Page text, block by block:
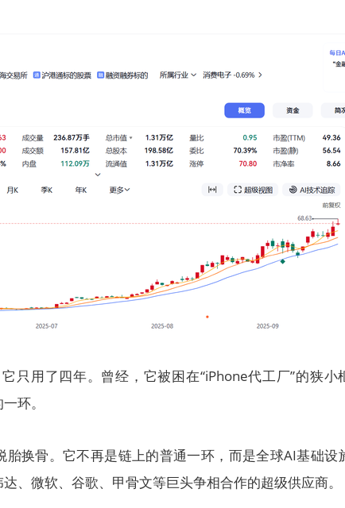
它只用了四年。曾经，它被困在“iPhone代工厂”的狭小
环。
胎换骨。它不再是链上的普通一环，而是全球AI基础设
、微软、谷歌、甲骨文等巨头争相合作的超级供应商。